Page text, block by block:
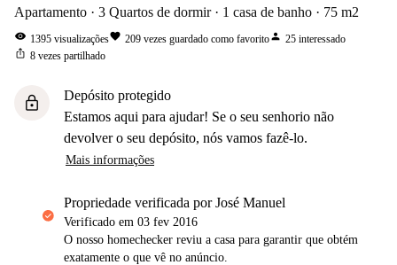
Apartamento 3 Quartos de dormir 1 casa de banho 75 m2
visibility 1395 visualizaçõesfavorite 209 vezes guardado como favoritoperson 25 interessado
ios_share 8 vezes partilhado
lock
Depósito protegido
Estamos aqui para ajudar! Se o seu senhorio não
devolver o seu depósito, nós vamos fazê-lo.
Mais informações
propriedade verificada por José Manuel
Verificado em 03 fev 2016
O nosso homechecker reviu a casa para garantir que obtém
exatamente o que vê no anúncio.